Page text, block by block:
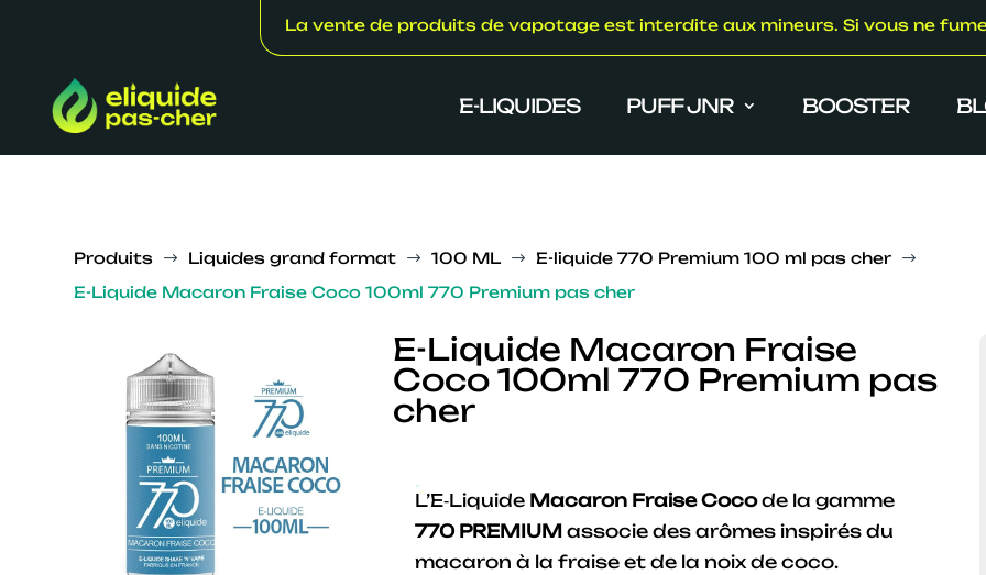
La vente de produits de vapotage est interdite aux mineurs. Si vous ne
E-LIQUIDES PUFF JNR BOOSTER
Produits $ Liquides grand format $ 100 ML $ E-liquide 770 Premium 100 ml pas cher $
E-Liquide Macaron Fraise Coco 100ml 770 Premium pas cher
E-Liquide Macaron Fraise
Coco 100ml 770 Premium pas
cher
L’E‑Liquide Macaron Fraise Cocode la gamme
770 PREMIUM associe des arômes inspirés du
macaron à la fraise et de la noix de coco.